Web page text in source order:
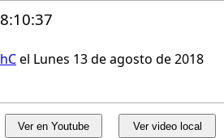
el Lunes 13 de agosto de 2018
Ver video local
Ver en Youtube